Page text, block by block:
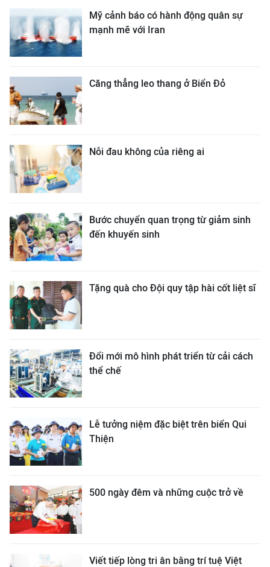
Mỹ cảnh báo có hành động quân sự
mạnh mẽ với Iran
Căng thẳng leo thang ở Biển Đỏ
Nỗi đau không của riêng ai
Bước chuyển quan trọng từ giảm sinh
đến khuyến sinh
Tặng quà cho Đội quy tập hài cốt liệt sĩ
Đổi mới mô hình phát triển từ cải cách
thể chế
Lễ tưởng niệm đặc biệt trên biển Qui
Thiện
500 ngày đêm và những cuộc trở về
Viết tiếp lòng tri ân bằng trí tuệ Việt